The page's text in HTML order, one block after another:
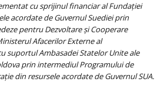
cu sprijinul financiar al Fundaţiei
acordate de Guvernul Suediei prin
pentru Dezvoltare şi Cooperare
Afacerilor Externe al
suportul Ambasadei Statelor Unite ale
prin intermediul Programului de
din resursele acordate de Guvernul SUA.